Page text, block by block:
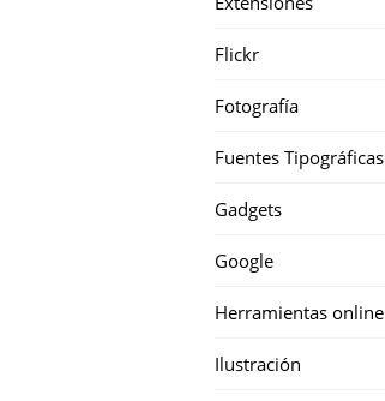
Flickr
Fotografía
Fuentes Tipográficas
Gadgets
Google
Herramientas online
Ilustración